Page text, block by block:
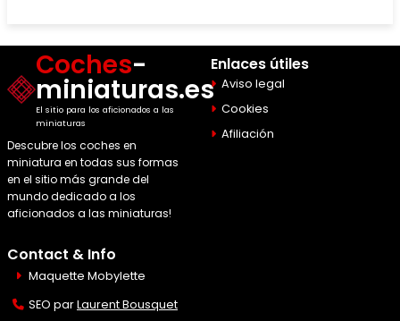
Coches-
miniaturas.es
El sitio para los aficionados a las
miniaturas
Descubre los coches en
miniatura en todas sus formas
en el sitio más grande del
mundo dedicado a los
aficionados a las miniaturas!
Enlaces útiles
Aviso legal
Cookies
Afiliación
Contact & Info
Maquette Mobylette
SEO parLaurent Bousquet